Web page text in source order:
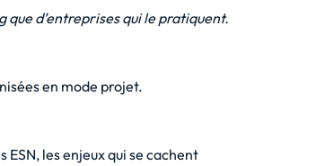
que d’entreprises qui le pratiquent.
en mode projet.
ESN, les enjeux qui se cachent